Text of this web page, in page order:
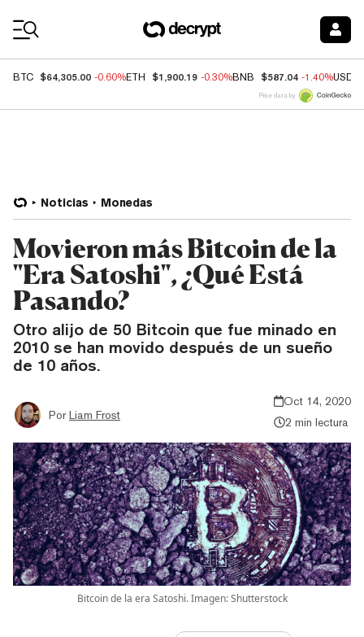
BTC $64,305.00 -0.60%ETH $1,900.19 -0.30%BNB $587.04 -1.40%USDC
Price data by
Noticias Monedas
Movieron más Bitcoin de la
"Era Satoshi", ¿Qué Está
Pasando?
Otro alijo de 50 Bitcoin que fue minado en
2010 se han movido después de un sueño
de 10 años.
Por Liam Frost
Oct 14, 2020
2 min lectura
Bitcoin de la era Satoshi. Imagen: Shutterstock